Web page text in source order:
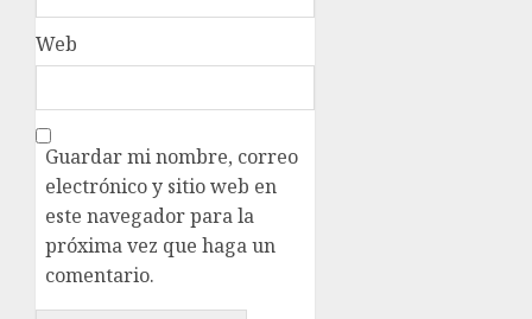
Web
Guardar mi nombre, correo
electrónico y sitio web en
este navegador para la
próxima vez que haga un
comentario.